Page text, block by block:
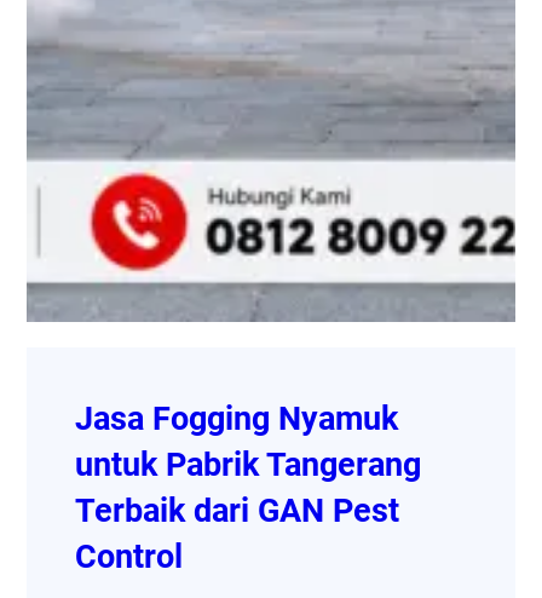
Jasa Fogging Nyamuk
untuk Pabrik Tangerang
Terbaik dari GAN Pest
Control